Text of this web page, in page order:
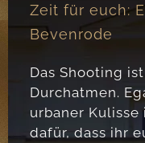
Zeit für euch:
Bevenrode
Das Shooting
Durchatmen.
urbaner Kulisse
dafür, dass ihr